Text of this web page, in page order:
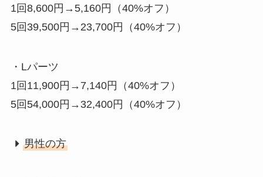
1回8,600円→5,160円（40%オフ）
5回39,500円→23,700円（40%オフ）
・Lパーツ
1回11,900円→7,140円（40%オフ）
5回54,000円→32,400円（40%オフ）
男性の方